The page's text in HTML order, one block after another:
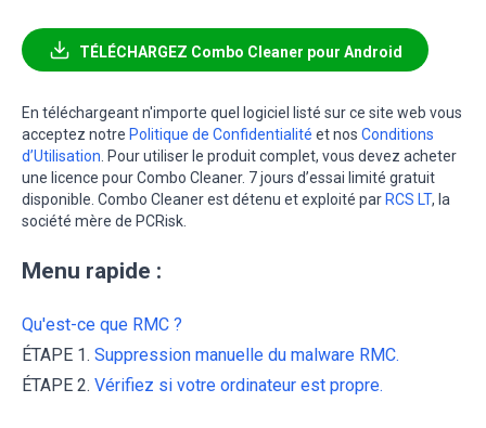
TÉLÉCHARGEZ Combo Cleaner pour Android
En téléchargeant n'importe quel logiciel listé sur ce site web vous
acceptez notre Politique de Confidentialité et nos Conditions
d’Utilisation . Pour utiliser le produit complet, vous devez acheter
une licence pour Combo Cleaner. 7 jours d’essai limité gratuit
disponible. Combo Cleaner est détenu et exploité parRCS LT, la
société mère de PCRisk.
Menu rapide :
Qu'est-ce que RMC ?
ÉTAPE 1. Suppression manuelle du malware RMC.
ÉTAPE 2. Vérifiez si votre ordinateur est propre.